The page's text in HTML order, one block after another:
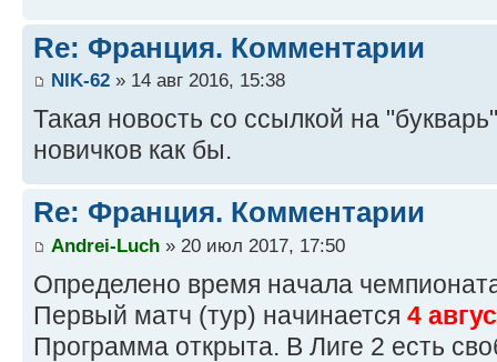
Re: Франция. Комментарии
NIK-62 » 14 авг 2016, 15:38
Такая новость со ссылкой на
новичков как бы.
Re: Франция. Комментарии
Andrei-Luch » 20 июл 2017, 17:50
Определено время начала
Первый матч (тур) начинается 4
Программа открыта. В Лиге 2 есть